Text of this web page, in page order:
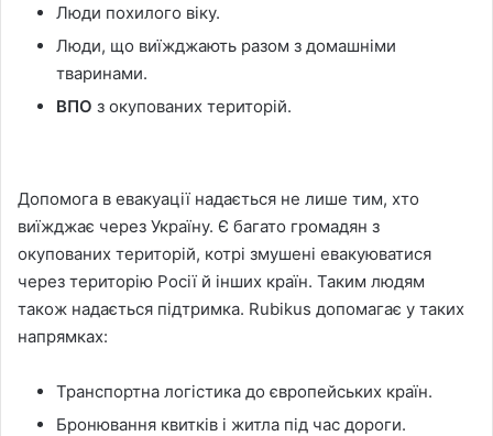
Люди похилого віку.
Люди, що виїжджають разом з домашніми
тваринами.
ВПО з окупованих територій.
Допомога в евакуації надається не лише тим, хто
виїжджає через Україну. Є багато громадян з
окупованих територій, котрі змушені евакуюватися
через територію Росії й інших країн. Таким людям
також надається підтримка. Rubikus допомагає у таких
напрямках:
Транспортна логістика до європейських країн.
Бронювання квитків і житла під час дороги.